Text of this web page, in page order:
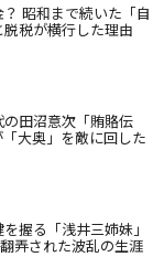
昭和まで続いた「自
税が横行した理由
田沼意次「賄賂伝
大奥」を敵に回した
握る「浅井三姉妹」
弄された波乱の生涯